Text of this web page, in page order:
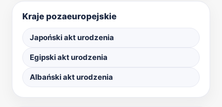
Kraje pozaeuropejskie
Japoński akt urodzenia
Egipski akt urodzenia
Albański akt urodzenia